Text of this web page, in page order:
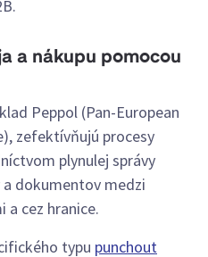
a nákupu pomocou
Peppol (Pan-European
zefektívňujú procesy
plynulej správy
a dokumentov medzi
cez hranice.
typu punchout